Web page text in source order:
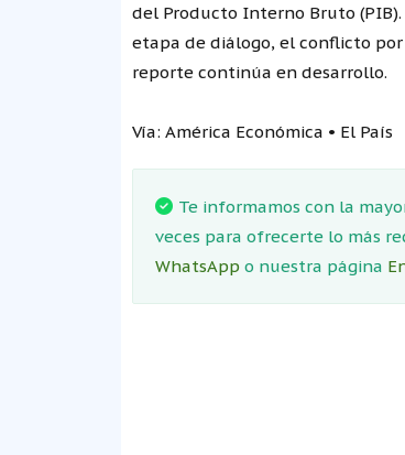
del Producto Interno Bruto
etapa de diálogo, el conflicto
reporte continúa en desarrollo.
Vía: América Económica • El País
Te informamos con la
veces para ofrecerte lo más
WhatsAppo nuestra página